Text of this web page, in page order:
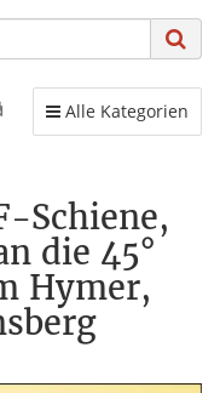
Toggle navigation
Alle Kategorien
Schiene,
die 45°
Hymer,